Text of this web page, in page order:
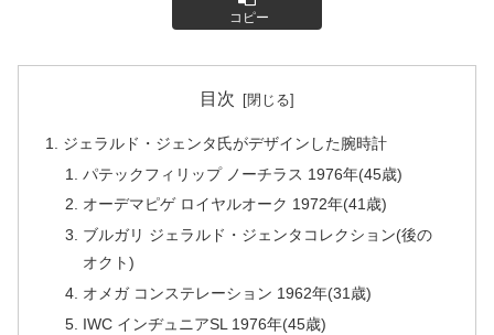
コピー
目次
ジェラルド・ジェンタ氏がデザインした腕時計
パテックフィリップ ノーチラス 1976年(45歳)
オーデマピゲ ロイヤルオーク 1972年(41歳)
ブルガリ ジェラルド・ジェンタコレクション(後の
オクト)
オメガ コンステレーション 1962年(31歳)
IWC インヂュニアSL 1976年(45歳)